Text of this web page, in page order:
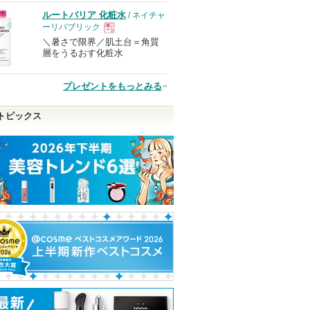
品
ルートバリア 化粧水 / ネイチャ
ーリパブリック
現
品
＼暑さで限界／肌土台＝角質
層をうるおす化粧水
プレゼントをもっとみる
ピックス